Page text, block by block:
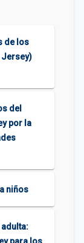
de los
Jersey)
del
por la
niños